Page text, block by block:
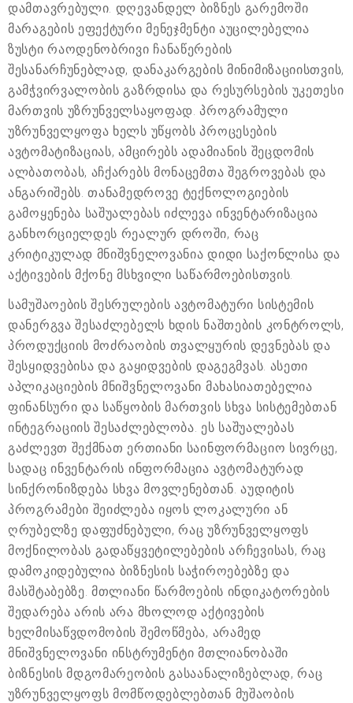
დამთავრებული. დღევანდელ ბიზნეს გარემოში
მარაგების ეფექტური მენეჯმენტი აუცილებელია
ზუსტი რაოდენობრივი ჩანაწერების
შესანარჩუნებლად, დანაკარგების მინიმიზაციისთვის,
გამჭვირვალობის გაზრდისა და რესურსების უკეთესი
მართვის უზრუნველსაყოფად. პროგრამული
უზრუნველყოფა ხელს უწყობს პროცესების
ავტომატიზაციას, ამცირებს ადამიანის შეცდომის
ალბათობას, აჩქარებს მონაცემთა შეგროვებას და
ანგარიშებს. თანამედროვე ტექნოლოგიების
გამოყენება საშუალებას იძლევა ინვენტარიზაცია
განხორციელდეს რეალურ დროში, რაც
კრიტიკულად მნიშვნელოვანია დიდი საქონლისა და
აქტივების მქონე მსხვილი საწარმოებისთვის.
სამუშაოების შესრულების ავტომატური სისტემის
დანერგვა შესაძლებელს ხდის ნაშთების კონტროლს,
პროდუქციის მოძრაობის თვალყურის დევნებას და
შესყიდვებისა და გაყიდვების დაგეგმვას. ასეთი
აპლიკაციების მნიშვნელოვანი მახასიათებელია
ფინანსური და საწყობის მართვის სხვა სისტემებთან
ინტეგრაციის შესაძლებლობა. ეს საშუალებას
გაძლევთ შექმნათ ერთიანი საინფორმაციო სივრცე,
სადაც ინვენტარის ინფორმაცია ავტომატურად
სინქრონიზდება სხვა მოვლენებთან. აუდიტის
პროგრამები შეიძლება იყოს ლოკალური ან
ღრუბელზე დაფუძნებული, რაც უზრუნველყოფს
მოქნილობას გადაწყვეტილებების არჩევისას, რაც
დამოკიდებულია ბიზნესის საჭიროებებზე და
მასშტაბებზე. მთლიანი წარმოების ინდიკატორების
შედარება არის არა მხოლოდ აქტივების
ხელმისაწვდომობის შემოწმება, არამედ
მნიშვნელოვანი ინსტრუმენტი მთლიანობაში
ბიზნესის მდგომარეობის გასაანალიზებლად, რაც
უზრუნველყოფს მომწოდებლებთან მუშაობის